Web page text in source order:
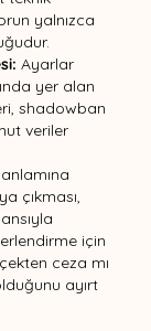
yalnızca
Ayarlar
yer alan
shadowban
veriler
çıkması,
için
ceza mı
ayırt